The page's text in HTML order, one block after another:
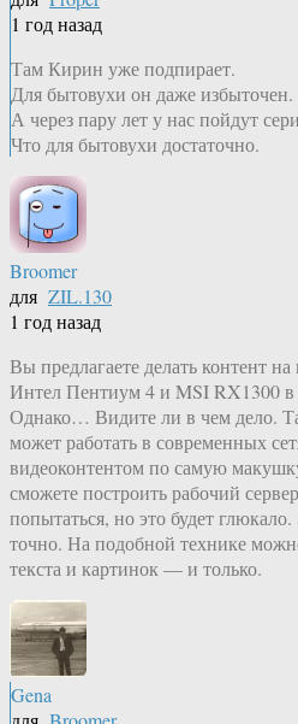
1 год назад
Там Кирин уже подпирает.
Для бытовухи он даже избыточен.
А через пару лет у нас пойдут
Что для бытовухи достаточно.
Broomer
для ZIL.130
1 год назад
Вы предлагаете делать контент
Интел Пентиум 4 и MSI RX1300 в
Однако… Видите ли в чем дело.
может работать в современных
видеоконтентом по самую
сможете построить рабочий
попытаться, но это будет
точно. На подобной технике
текста и картинок — и только.
Gena